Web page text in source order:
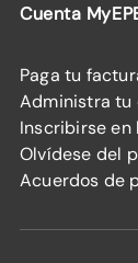
Cuenta
Paga tu
Administra tu
Inscribirse
Olvídese del
Acuerdos de